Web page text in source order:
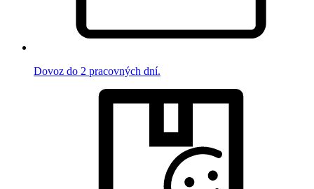
Dovoz do 2 pracovných dní.